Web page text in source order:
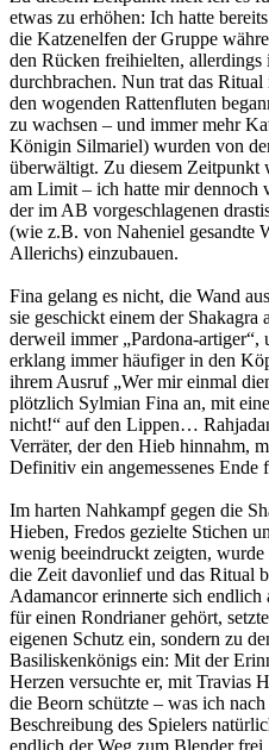
etwas zu erhöhen: Ich hatte
die Katzenelfen der Gruppe
den Rücken freihielten,
durchbrachen. Nun trat das
den wogenden Rattenfluten
zu wachsen – und immer mehr
Königin Silmariel) wurden von
überwältigt. Zu diesem Zeitpunkt
am Limit – ich hatte mir dennoch
der im AB vorgeschlagenen
(wie z.B. von Naheniel gesandte
Allerichs) einzubauen.
Fina gelang es nicht, die Wand
sie geschickt einem der
derweil immer „Pardona-artiger“,
erklang immer häufiger in den
ihrem Ausruf „Wer mir einmal
plötzlich Sylmian Fina an, mit
nicht!“ auf den Lippen…
Verräter, der den Hieb hinnahm,
Definitiv ein angemessenes Ende
Im harten Nahkampf gegen die
Hieben, Fredos gezielte Stichen
wenig beeindruckt zeigten,
die Zeit davonlief und das Ritual
Adamancor erinnerte sich endlich
für einen Rondrianer gehört,
eigenen Schutz ein, sondern zu
Basiliskenkönigs ein: Mit der
Herzen versuchte er, mit Travias
die Beorn schützte – was ich
Beschreibung des Spielers